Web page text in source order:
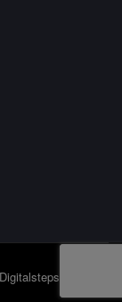
Digitalsteps.it